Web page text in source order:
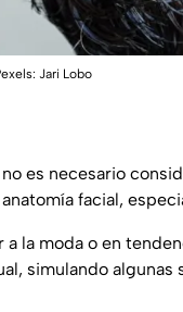
Jari Lobo
es necesario
facial,
a la moda o en
simulando algunas